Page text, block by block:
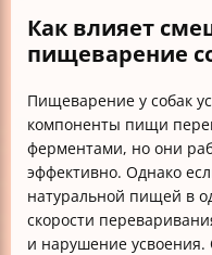
Как влияет
пищеварение
Пищеварение у собак
компоненты пищи
ферментами, но они
эффективно. Однако
натуральной пищей в
скорости
и нарушение усвоения.